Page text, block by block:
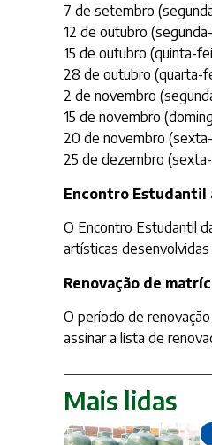
7 de setembro
12 de outubro
15 de outubro (quinta-
28 de outubro (quarta-
2 de novembro
15 de novembro
20 de novembro
25 de dezembro
Encontro Estudantil
O Encontro Estudantil
artísticas
Renovação de
O período de
assinar a lista de
Mais lidas